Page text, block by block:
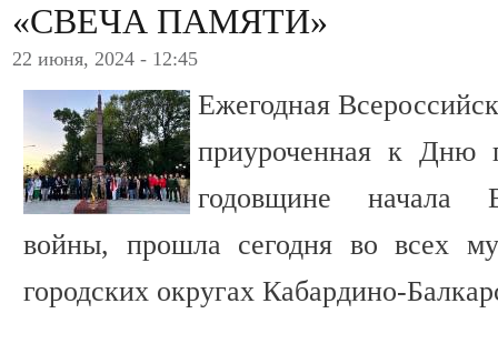
«СВЕЧА ПАМЯТИ»
22 июня, 2024 - 12:45
Ежегодная
приуроченная к Дню
годовщине начала
войны, прошла сегодня во всех
городских округах Кабардино-